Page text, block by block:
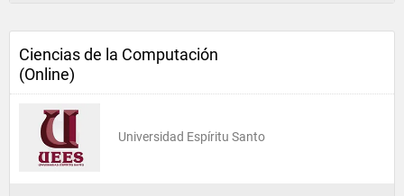
Ciencias de la Computación
(Online)
Universidad Espíritu Santo